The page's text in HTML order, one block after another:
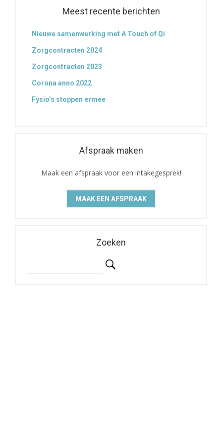
Meest recente berichten
Nieuwe samenwerking met A Touch of Qi
Zorgcontracten 2024
Zorgcontracten 2023
Corona anno 2022
Fysio’s stoppen ermee
Afspraak maken
Maak een afspraak voor een intakegesprek!
MAAK EEN AFSPRAAK
Zoeken